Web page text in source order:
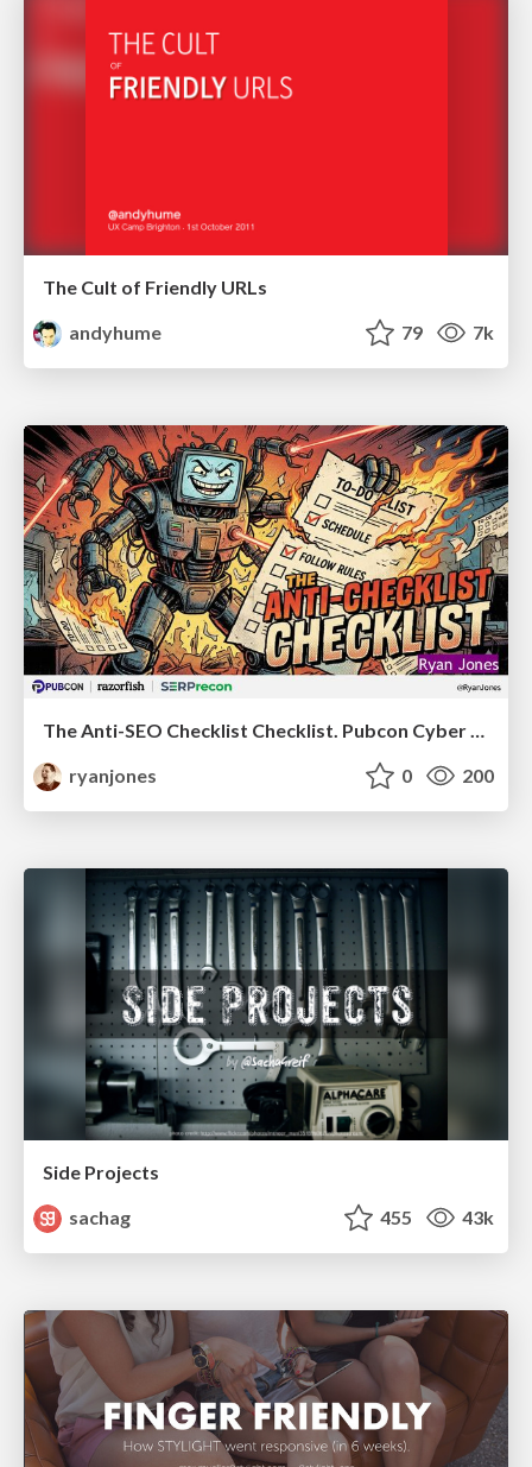
The Cult of Friendly URLs
andyhume
79 7k
ryanjones
0 200
Side Projects
sachag
455 43k